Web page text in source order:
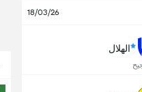
18/03/26
الهلال